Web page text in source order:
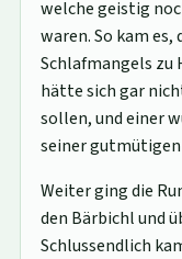
welche geistig
waren. So kam es,
Schlafmangels zu
hätte sich gar
sollen, und einer
seiner
Weiter ging die
den Bärbichl und
Schlussendlich